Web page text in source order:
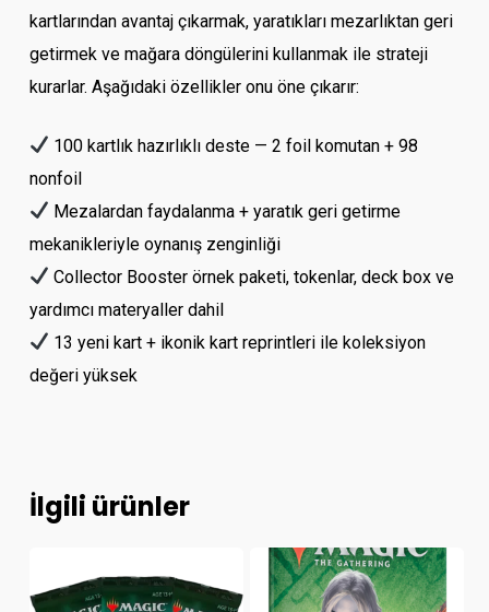
kartlarından avantaj çıkarmak, yaratıkları mezarlıktan geri
getirmek ve mağara döngülerini kullanmak ile strateji
kurarlar. Aşağıdaki özellikler onu öne çıkarır:
100 kartlık hazırlıklı deste — 2 foil komutan + 98
nonfoil
Mezalardan faydalanma + yaratık geri getirme
mekanikleriyle oynanış zenginliği
Collector Booster örnek paketi, tokenlar, deck box ve
yardımcı materyaller dahil
13 yeni kart + ikonik kart reprintleri ile koleksiyon
değeri yüksek
İlgili ürünler